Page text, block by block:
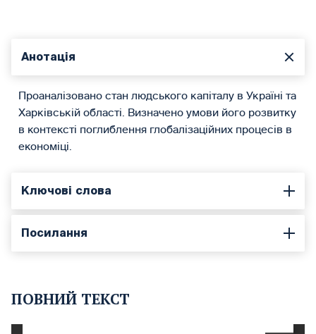
Анотація
Проаналізовано стан людського капіталу в Україні та
Харківській області. Визначено умови його розвитку
в контексті поглиблення глобалізаційних процесів в
економіці.
Ключові слова
Посилання
ПОВНИЙ ТЕКСТ